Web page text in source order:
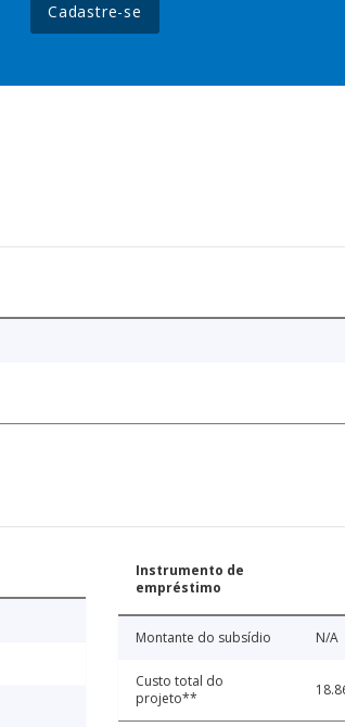
Cadastre-se
Instrumento de
empréstimo
Montante do subsídio N/A
Custo total do
projeto**